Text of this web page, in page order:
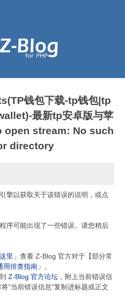
钱包下载-tp钱包|tp
最新tp安卓版与苹
open stream: No such
directory
擎以获取关于该错误的说明，或点
序可能出现了一些错误。请您稍后
这里」查看 Z-Blog 官方对于【部分常
用排查指南」 。
到Z-Blog 官方论坛 ，附上当前错误信
"当前错误信息"复制进标题或正文